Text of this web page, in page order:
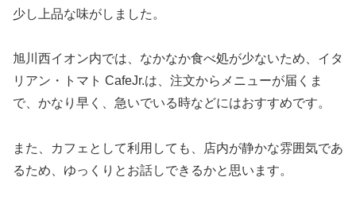
少し上品な味がしました。
旭川西イオン内では、なかなか食べ処が少ないため、イタ
リアン・トマト CafeJr.は、注文からメニューが届くま
で、かなり早く、急いでいる時などにはおすすめです。
また、カフェとして利用しても、店内が静かな雰囲気であ
るため、ゆっくりとお話しできるかと思います。